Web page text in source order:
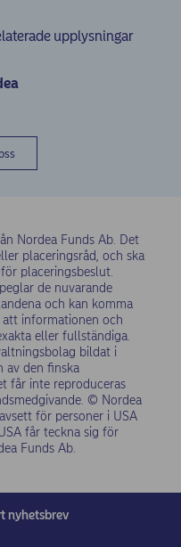
upplysningar
Nordea Funds Ab. Det
placeringsråd, och ska
placeringsbeslut.
de nuvarande
och kan komma
informationen och
eller fullständiga.
bildat i
av den finska
får inte reproduceras
© Nordea
för personer i USA
får teckna sig för
Funds Ab.
nyhetsbrev